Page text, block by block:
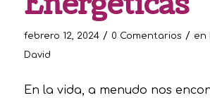
febrero 12, 2024 / 0 Comentarios / en
David
En la vida, a menudo nos